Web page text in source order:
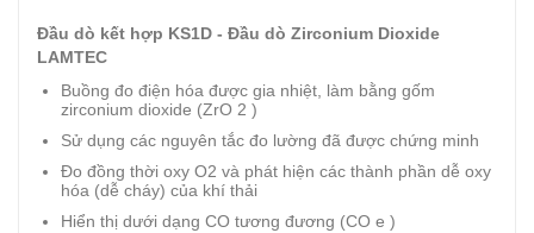
Đầu dò kết hợp KS1D - Đầu dò Zirconium Dioxide
LAMTEC
Buồng đo điện hóa được gia nhiệt, làm bằng gốm
zirconium dioxide (ZrO 2 )
Sử dụng các nguyên tắc đo lường đã được chứng minh
Đo đồng thời oxy O2 và phát hiện các thành phần dễ oxy
hóa (dễ cháy) của khí thải
Hiển thị dưới dạng CO tương đương (CO e )